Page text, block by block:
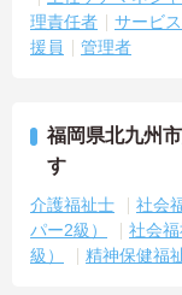
理責任者
サービ
援員
管理者
福岡県北九州
す
介護福祉士 社会
パー2級）
社会
級）
精神保健福